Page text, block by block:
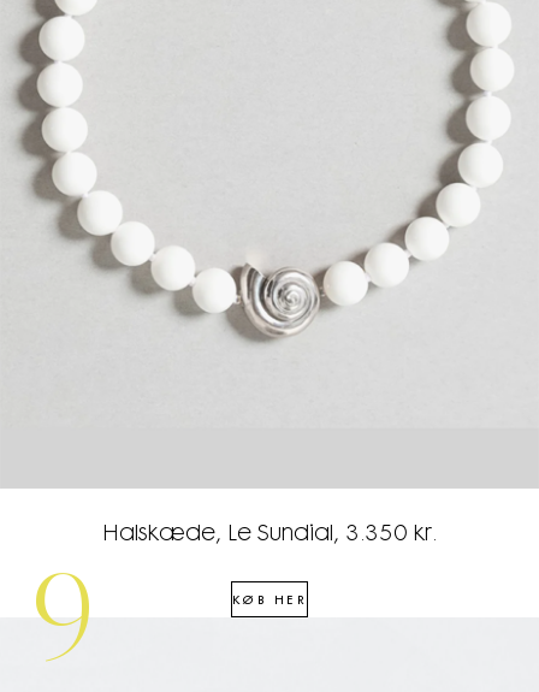
Halskæde, Le Sundial, 3.350 kr.
KØB HER
9